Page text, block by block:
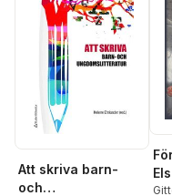
Att skriva barn-
och